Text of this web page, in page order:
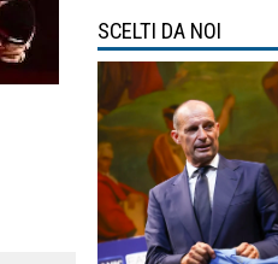
SCELTI DA NOI